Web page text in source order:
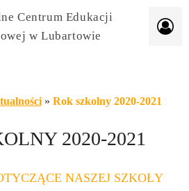
Centrum Edukacji
w Lubartowie
» Rok szkolny 2020-2021
2020-2021
NASZEJ SZKOŁY